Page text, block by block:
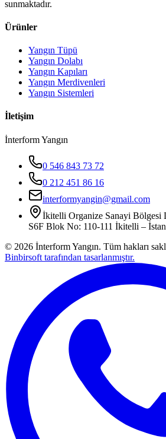
sunmaktadır.
Ürünler
Yangın Tüpü
Yangın Dolabı
Yangın Kapıları
Yangın Merdivenleri
Yangın Sistemleri
İletişim
İnterform Yangın
0 546 843 73 72
0 212 451 86 16
interformyangin@gmail.com
İkitelli Organize Sanayi Bölgesi
S6F Blok No: 110-111 İkitelli –
© 2026 İnterform Yangın. Tüm hakları
Binbirsoft tarafından tasarlanmıştır.